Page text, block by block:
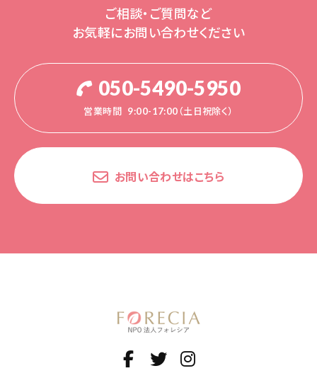
ご相談・ご質問など
お気軽にお問い合わせください
050-5490-5950
営業時間 9:00-17:00（土日祝除く）
お問い合わせはこちら